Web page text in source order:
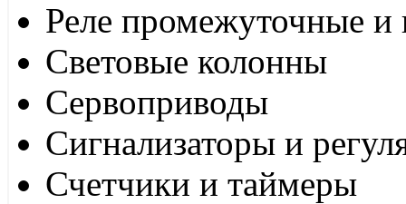
Реле промежуточные и
Световые колонны
Сервоприводы
Сигнализаторы и
Счетчики и таймеры